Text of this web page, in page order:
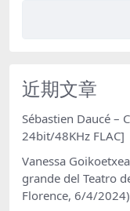
近期文章
Sébastien Daucé –
24bit/48KHz FLAC]
Vanessa
grande del Teatro
Florence, 6/4/